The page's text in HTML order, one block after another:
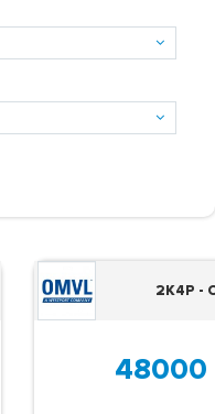
2K4P -
48000